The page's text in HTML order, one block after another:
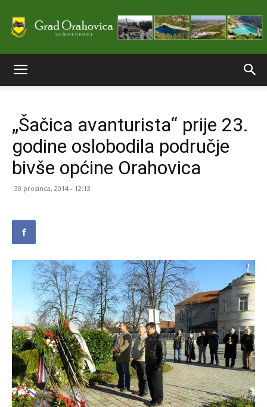
stranice
Grada
„Šačica avanturista“ prije 23.
godine oslobodila područje
bivše općine Orahovica
30 prosinca, 2014 - 12:13